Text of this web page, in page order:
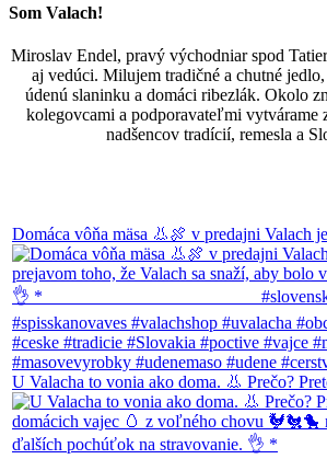
Som Valach!
Miroslav Endel, pravý východniar spod
aj vedúci. Milujem tradičné a chutné
údenú slaninku a domáci ribezlák. Okolo
kolegovcami a podporavateľmi vytvárame
nadšencov tradícií, remesla a
Domáca vôňa mäsa 👃🍖 v predajni Valach je
U Valacha to vonia ako doma. 👃 Prečo?